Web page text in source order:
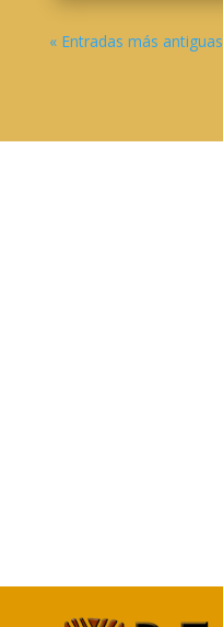
« Entradas más antiguas